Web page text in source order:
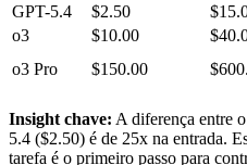
GPT-5.4
$2.50
o3
$10.00
o3 Pro
$150.00
Insight chave: A diferença entre
5.4 ($2.50) é de 25x na entrada.
tarefa é o primeiro passo para